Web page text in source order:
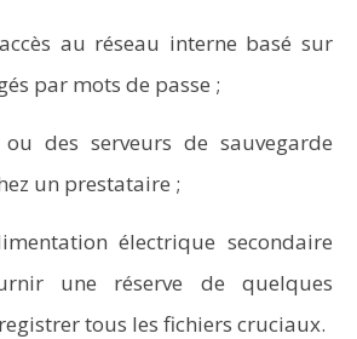
au réseau interne basé sur
par mots de passe ;
des serveurs de sauvegarde
un prestataire ;
électrique secondaire
une réserve de quelques
tous les fichiers cruciaux.